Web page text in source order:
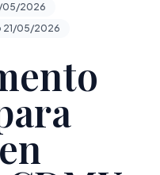
2026
21/05/2026